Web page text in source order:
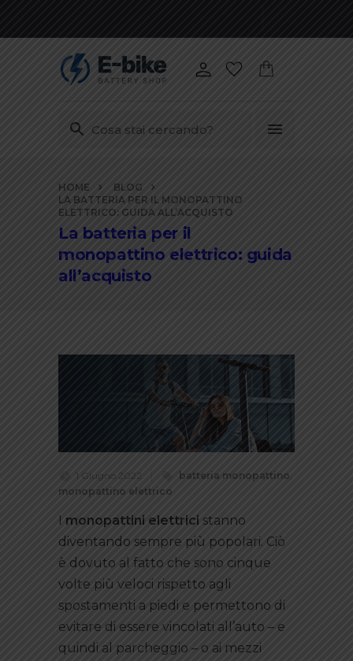
contenuti
HOME
BLOG
LA BATTERIA PER IL MONOPATTINO
ELETTRICO: GUIDA ALL’ACQUISTO
La batteria per il
monopattino elettrico: guida
all’acquisto
1 Giugno 2022 batteria monopattino ,
monopattino elettrico
I monopattini elettrici stanno
diventando sempre più popolari. Ciò
è dovuto al fatto che sono cinque
volte più veloci rispetto agli
spostamenti a piedi e permettono di
evitare di essere vincolati all’auto – e
quindi al parcheggio – o ai mezzi